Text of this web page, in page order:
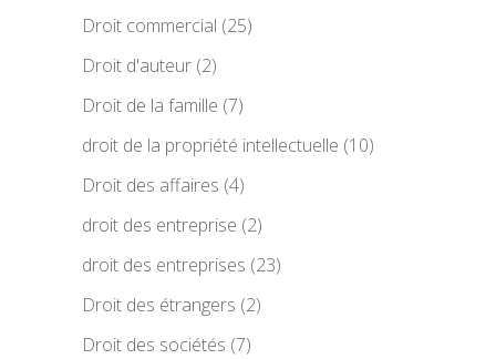
Droit commercial (25)
Droit d'auteur (2)
Droit de la famille (7)
droit de la propriété intellectuelle (10)
Droit des affaires (4)
droit des entreprise (2)
droit des entreprises (23)
Droit des étrangers (2)
Droit des sociétés (7)